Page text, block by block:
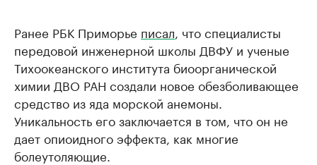
Ранее РБК Приморье писал , что специалисты
передовой инженерной школы ДВФУ и ученые
Тихоокеанского института биоорганической
химии ДВО РАН создали новое обезболивающее
средство из яда морской анемоны.
Уникальность его заключается в том, что он не
дает опиоидного эффекта, как многие
болеутоляющие.